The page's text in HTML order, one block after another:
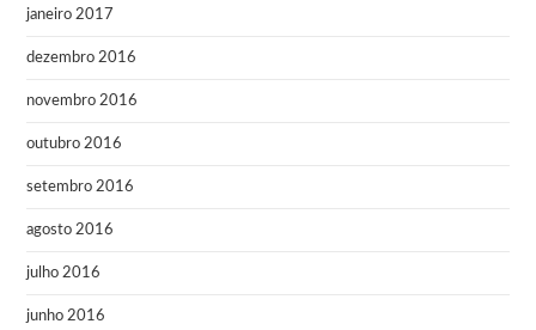
janeiro 2017
dezembro 2016
novembro 2016
outubro 2016
setembro 2016
agosto 2016
julho 2016
junho 2016